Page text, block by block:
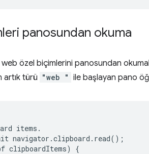
panosundan okuma
özel biçimlerini panosundan
artık türü "web " ile başlayan pano
items .
navigator .clipboard . read();
clipboardItems)
{